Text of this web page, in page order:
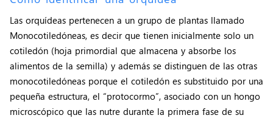
Las orquídeas pertenecen a un grupo de plantas llamado
Monocotiledóneas, es decir que tienen inicialmente solo un
cotiledón (hoja primordial que almacena y absorbe los
alimentos de la semilla) y además se distinguen de las otras
monocotiledóneas porque el cotiledón es substituido por una
pequeña estructura, el “protocormo”, asociado con un hongo
microscópico que las nutre durante la primera fase de su